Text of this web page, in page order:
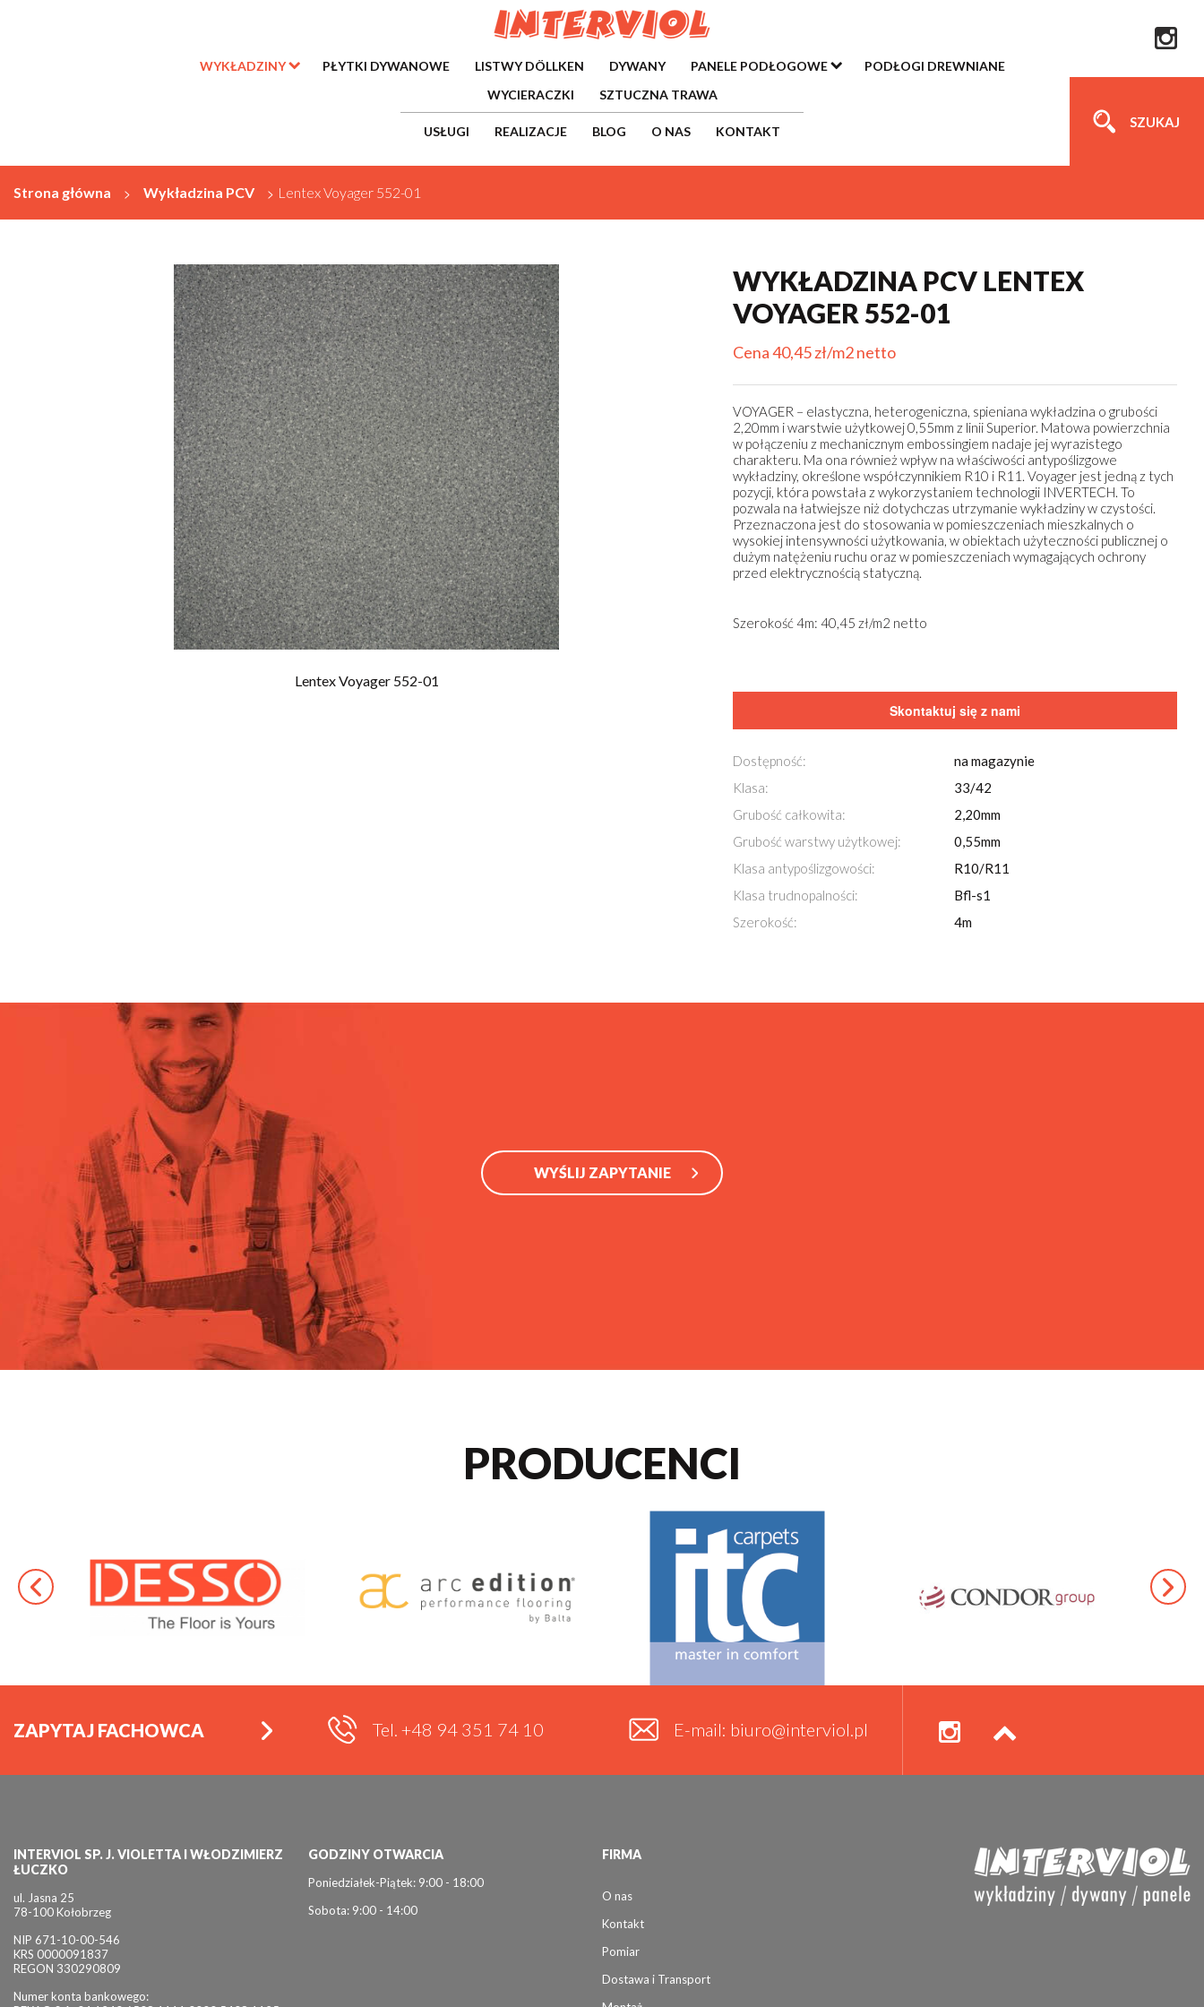
WYKŁADZINY PŁYTKI DYWANOWE LISTWY DÖLLKEN DYWANY PANELE PODŁOGOWE
PODŁOGI DREWNIANE
WYCIERACZKI
SZTUCZNA TRAWA
USŁUGI REALIZACJE BLOG O NAS KONTAKT
SZUKAJ
Strona główna > Wykładzina PCV > Lentex Voyager 552-01
Lentex Voyager 552-01
WYKŁADZINA PCV LENTEX
VOYAGER 552-01
Cena 40,45 zł/m2 netto
VOYAGER – elastyczna, heterogeniczna, spieniana wykładzina o grubości
2,20mm i warstwie użytkowej 0,55mm z linii Superior. Matowa powierzchnia
w połączeniu z mechanicznym embossingiem nadaje jej wyrazistego
charakteru. Ma ona również wpływ na właściwości antypoślizgowe
wykładziny, określone współczynnikiem R10 i R11. Voyager jest jedną z tych
pozycji, która powstała z wykorzystaniem technologii INVERTECH. To
pozwala na łatwiejsze niż dotychczas utrzymanie wykładziny w czystości.
Przeznaczona jest do stosowania w pomieszczeniach mieszkalnych o
wysokiej intensywności użytkowania, w obiektach użyteczności publicznej o
dużym natężeniu ruchu oraz w pomieszczeniach wymagających ochrony
przed elektrycznością statyczną.
Szerokość 4m: 40,45 zł/m2 netto
Skontaktuj się z nami
Dostępność:
na magazynie
Klasa:
33/42
Grubość całkowita:
2,20mm
Grubość warstwy użytkowej:
0,55mm
Klasa antypoślizgowości:
R10/R11
Klasa trudnopalności:
Bfl-s1
Szerokość:
4m
WYŚLIJ ZAPYTANIE
PRODUCENCI
ZAPYTAJ FACHOWCA Tel. +48 94 351 74 10 E-mail: biuro@interviol.pl
INTERVIOL SP. J. VIOLETTA I WŁODZIMIERZ
ŁUCZKO
ul. Jasna 25
78-100 Kołobrzeg
NIP 671-10-00-546
KRS 0000091837
REGON 330290809
Numer konta bankowego:
GODZINY OTWARCIA
Poniedziałek-Piątek: 9:00 - 18:00
Sobota: 9:00 - 14:00
FIRMA
O nas
Kontakt
Pomiar
Dostawa i Transport